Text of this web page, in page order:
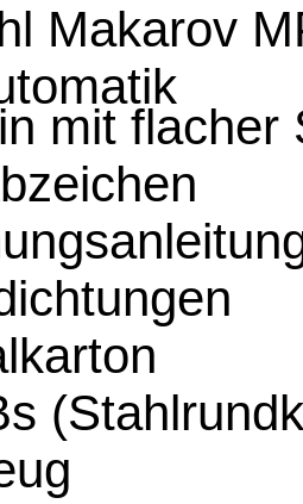
Makarov
mit flacher